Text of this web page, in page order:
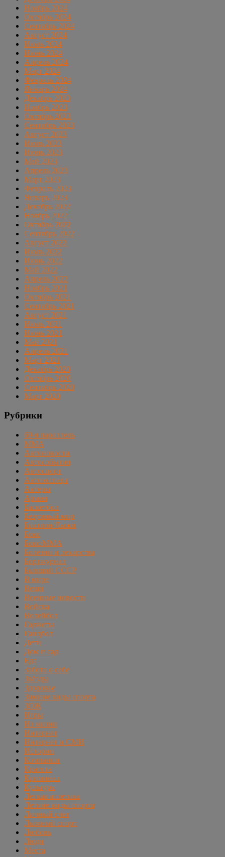
Ноябрь 2024
Октябрь 2024
Сентябрь 2024
Август 2024
Июль 2024
Июнь 2024
Апрель 2024
Март 2024
Февраль 2024
Январь 2024
Декабрь 2023
Ноябрь 2023
Октябрь 2023
Сентябрь 2023
Август 2023
Июль 2023
Июнь 2023
Май 2023
Апрель 2023
Март 2023
Февраль 2023
Январь 2023
Декабрь 2022
Ноябрь 2022
Октябрь 2022
Сентябрь 2022
Август 2022
Июль 2022
Июнь 2022
Май 2022
Апрель 2022
Ноябрь 2021
Октябрь 2021
Сентябрь 2021
Август 2021
Июль 2021
Июнь 2021
Май 2021
Апрель 2021
Март 2021
Декабрь 2020
Октябрь 2020
Сентябрь 2020
Март 2020
Рубрики
69-я параллель
MMA
Автоновости
Автособытия
Автоспорт
Автоэксперт
Актеры
Армия
Баскетбол
Безумный мир
Биатлон/Лыжи
Бокс
Бокс/MMA
Болезни и лекарства
Бортжурнал
Бывший СССР
В мире
Вещи
Военные новости
Войска
Волейбол
Гаджеты
Гандбол
Дети
Дом и сад
Еда
Забота о себе
Звёзды
Здоровье
Зимние виды спорта
ЗОЖ
Игры
Из жизни
Интернет
Интернет и СМИ
Истории
Компании
Красота
Криминал
Культура
Легкая атлетика
Летние виды спорта
Личный счет
Лыжный спорт
Любовь
Люди
Места